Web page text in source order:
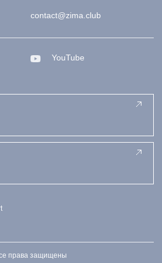
contact@zima.club
YouTube
права защищены